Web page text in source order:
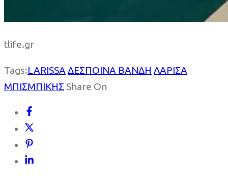
tlife.gr
Tags:LARISSA ΔΕΣΠΟΙΝΑ ΒΑΝΔΗ ΛΑΡΙΣΑ
ΜΠΙΣΜΠΙΚΗΣ Share On